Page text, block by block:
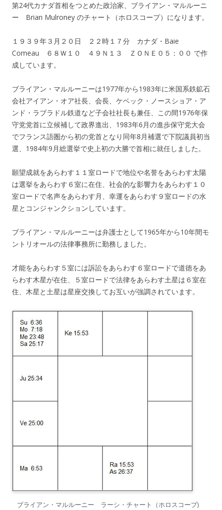
第24代カナダ首相をつとめた政治家、ブライアン・マルルーニ
ー Brian Mulroney のチャート（ホロスコープ）になります。
１９３９年３月２０日 ２２時１７分 カナダ・Baie
Comeau ６８Ｗ１０ ４９Ｎ１３ ＺＯＮＥ０５：００ で作
成しています。
ブライアン・マルルーニーは1977年から1983年に米国系鉄鉱石
会社アイアン・オア社長、会長、ケベック・ノースショア・ア
ンド・ラブラドル鉄道など子会社社長も兼任、この間1976年保
守党党首に立候補して政界進出、1983年6月の進歩保守党大会
でフランス語圏から初の党首となり同年8月補選で下院議員初当
選、1984年9月総選挙で史上初の大勝で首相に就任しました。
願望成就をあらわす１１室ロードで地位や名誉をあらわす太陽
は選挙をあらわす６室に在住、社会的な影響力をあらわす１０
室ロードで名声をあらわす月、幸運をあらわす９室ロードの水
星とコンジャンクションしています。
ブライアン・マルルーニーは弁護士として1965年から10年間モ
ントリオールの法律事務所に勤務しました。
才能をあらわす５室には訴訟をあらわす６室ロードで道徳をあ
らわす木星が在住、５室ロードで法律をあらわす土星は６室在
住、木星と土星は星座交換してお互いが強調されています。
ブライアン・マルルーニー ラーシ・チャート（ホロスコープ)